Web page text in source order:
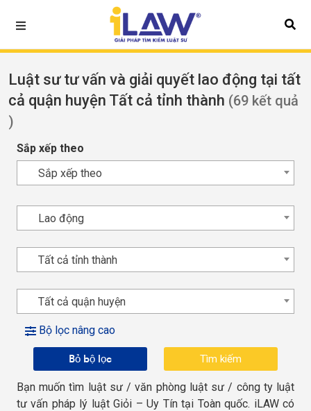
Luật sư tư vấn và giải quyết lao động tại tất
cả quận huyện Tất cả tỉnh thành (69 kết quả
)
Sắp xếp theo
Sắp xếp theo
Lao động
Tất cả tỉnh thành
Tất cả quận huyện
Bộ lọc nâng cao
Bỏ bộ lọc
Bạn muốn tìm luật sư / văn phòng luật sư / công ty luật
tư vấn pháp lý luật Giỏi – Uy Tín tại Toàn quốc. iLAW có